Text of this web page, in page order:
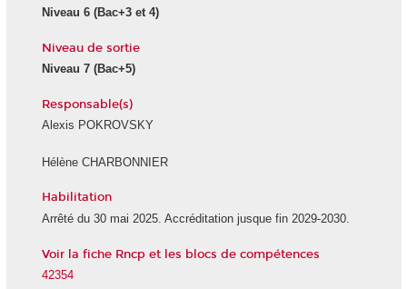
Niveau 6(Bac+3 et 4)
Niveau de sortie
Niveau 7(Bac+5)
Responsable(s)
Alexis POKROVSKY
Hélène CHARBONNIER
Habilitation
Arrêté du 30 mai 2025. Accréditation jusque fin 2029-2030.
Voir la fiche Rncp et les blocs de compétences
42354